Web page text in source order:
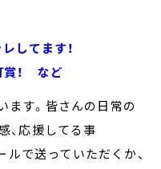
してます！
賞！ など
ます。皆さんの日常の
、応援してる事
送っていただくか、